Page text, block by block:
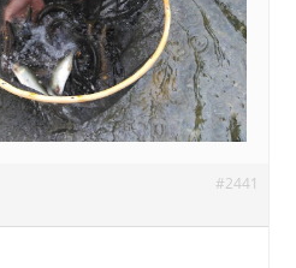
#2441